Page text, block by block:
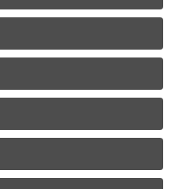
155,15€
Doprava: 4,– €/ ks
do košíka
Detail disku